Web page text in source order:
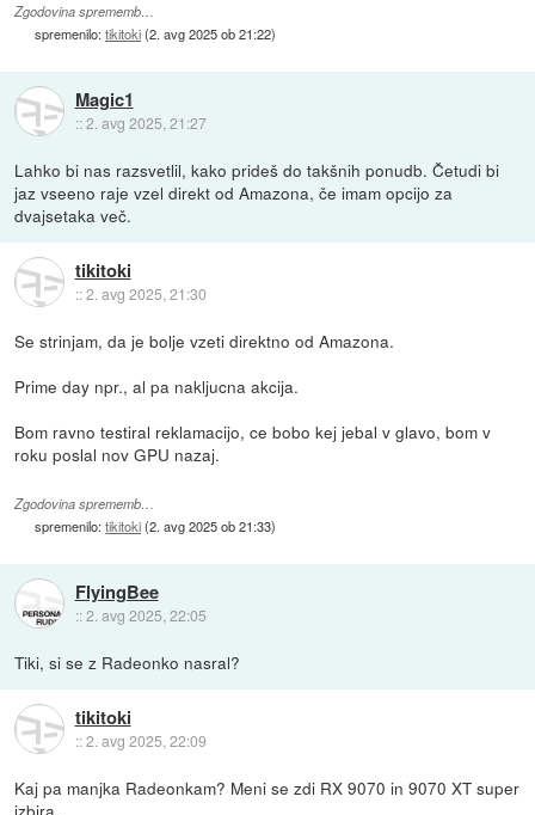
Zgodovina sprememb…
spremenilo:tikitoki(2. avg 2025 ob 21:22)
Magic1
::2. avg 2025, 21:27
Lahko bi nas razsvetlil, kako prideš do takšnih ponudb. Četudi bi
jaz vseeno raje vzel direkt od Amazona, če imam opcijo za
dvajsetaka več.
tikitoki
::2. avg 2025, 21:30
Se strinjam, da je bolje vzeti direktno od Amazona.
Prime day npr., al pa nakljucna akcija.
Bom ravno testiral reklamacijo, ce bobo kej jebal v glavo, bom v
roku poslal nov GPU nazaj.
Zgodovina sprememb…
spremenilo:tikitoki(2. avg 2025 ob 21:33)
FlyingBee
::2. avg 2025, 22:05
Tiki, si se z Radeonko nasral?
tikitoki
::2. avg 2025, 22:09
Kaj pa manjka Radeonkam? Meni se zdi RX 9070 in 9070 XT super